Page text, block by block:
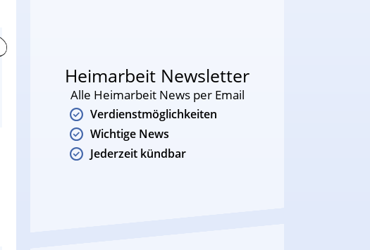
Heimarbeit Newsletter
Alle Heimarbeit News per Email
Verdienstmöglichkeiten
Wichtige News
Jederzeit kündbar